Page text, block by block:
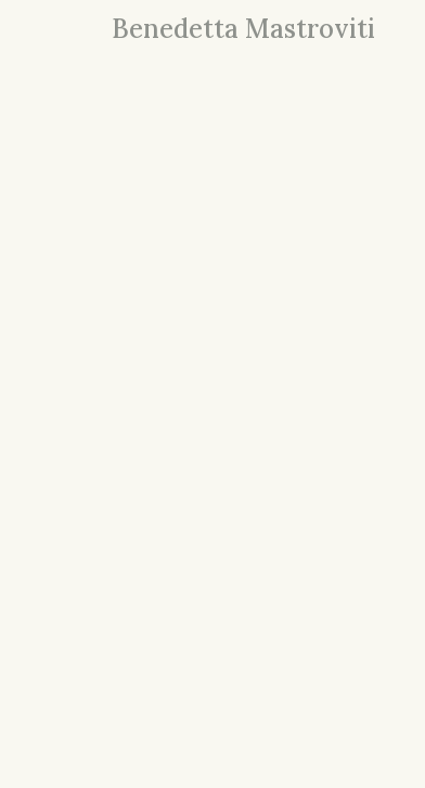
Benedetta Mastroviti